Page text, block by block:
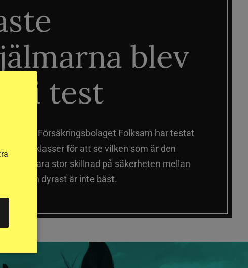
blev
i test
Försäkringsbolaget Folksam har testat
prisklasser för att se vilken som är den
sig vara stor skillnad på säkerheten mellan
– och dyrast är inte bäst.